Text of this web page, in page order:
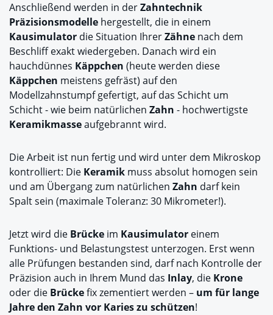
Anschließend werden in derZahntechnik
Präzisionsmodelle hergestellt, die in einem
Kausimulator die Situation IhrerZähne nach dem
Beschliff exakt wiedergeben. Danach wird ein
hauchdünnes Käppchen (heute werden diese
Käppchen meistens gefräst) auf den
Modellzahnstumpf gefertigt, auf das Schicht um
Schicht - wie beim natürlichen Zahn - hochwertigste
Keramikmasseaufgebrannt wird.
Die Arbeit ist nun fertig und wird unter dem Mikroskop
kontrolliert: Die Keramik muss absolut homogen sein
und am Übergang zum natürlichen Zahn darf kein
Spalt sein (maximale Toleranz: 30 Mikrometer!).
Jetzt wird die Brücke im Kausimulator einem
Funktions- und Belastungstest unterzogen. Erst wenn
alle Prüfungen bestanden sind, darf nach Kontrolle der
Präzision auch in Ihrem Mund das Inlay, die Krone
oder die Brückefix zementiert werden – um für lange
Jahre den Zahn vor Karies zu schützen!